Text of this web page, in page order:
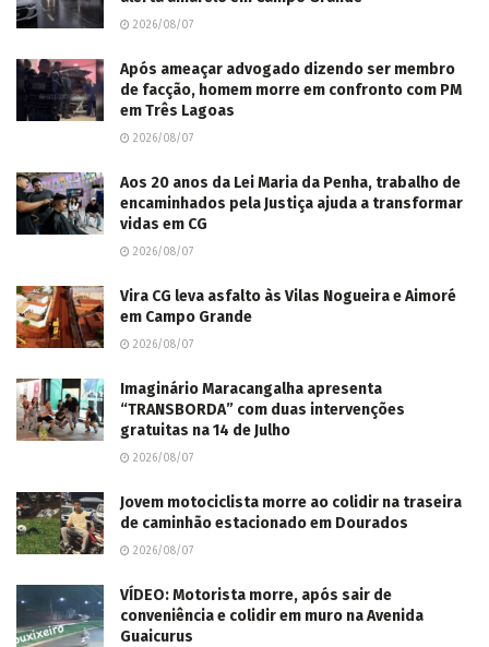
2026/08/07
Após ameaçar advogado dizendo ser membro
de facção, homem morre em confronto com PM
em Três Lagoas
2026/08/07
Aos 20 anos da Lei Maria da Penha, trabalho de
encaminhados pela Justiça ajuda a transformar
vidas em CG
2026/08/07
Vira CG leva asfalto às Vilas Nogueira e Aimoré
em Campo Grande
2026/08/07
Imaginário Maracangalha apresenta
“TRANSBORDA” com duas intervenções
gratuitas na 14 de Julho
2026/08/07
Jovem motociclista morre ao colidir na traseira
de caminhão estacionado em Dourados
2026/08/07
VÍDEO: Motorista morre, após sair de
conveniência e colidir em muro na Avenida
Guaicurus